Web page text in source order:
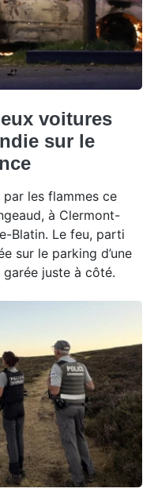
voitures
sur le
les flammes ce
à Clermont-
Blatin. Le feu, parti
sur le parking d’une
garée juste à côté.